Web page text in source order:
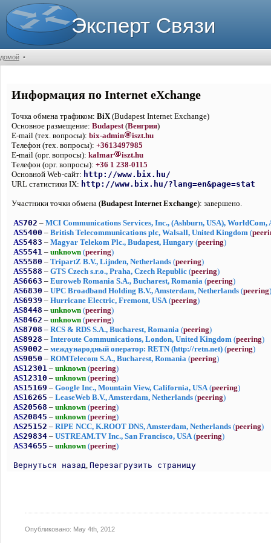
Эксперт Связи
домой •
Опубликовано: May 4th, 2012